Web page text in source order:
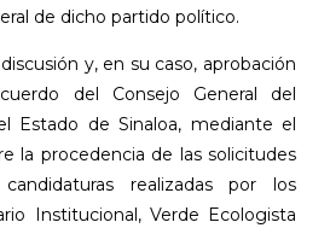
de dicho partido político.
y, en su caso, aprobación
del Consejo General del
Estado de Sinaloa, mediante el
la procedencia de las solicitudes
realizadas por los
Institucional, Verde Ecologista